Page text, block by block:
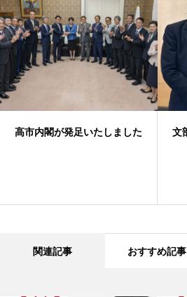
した
文部科学大臣を退任致しまし
関連記事 おすすめ記事